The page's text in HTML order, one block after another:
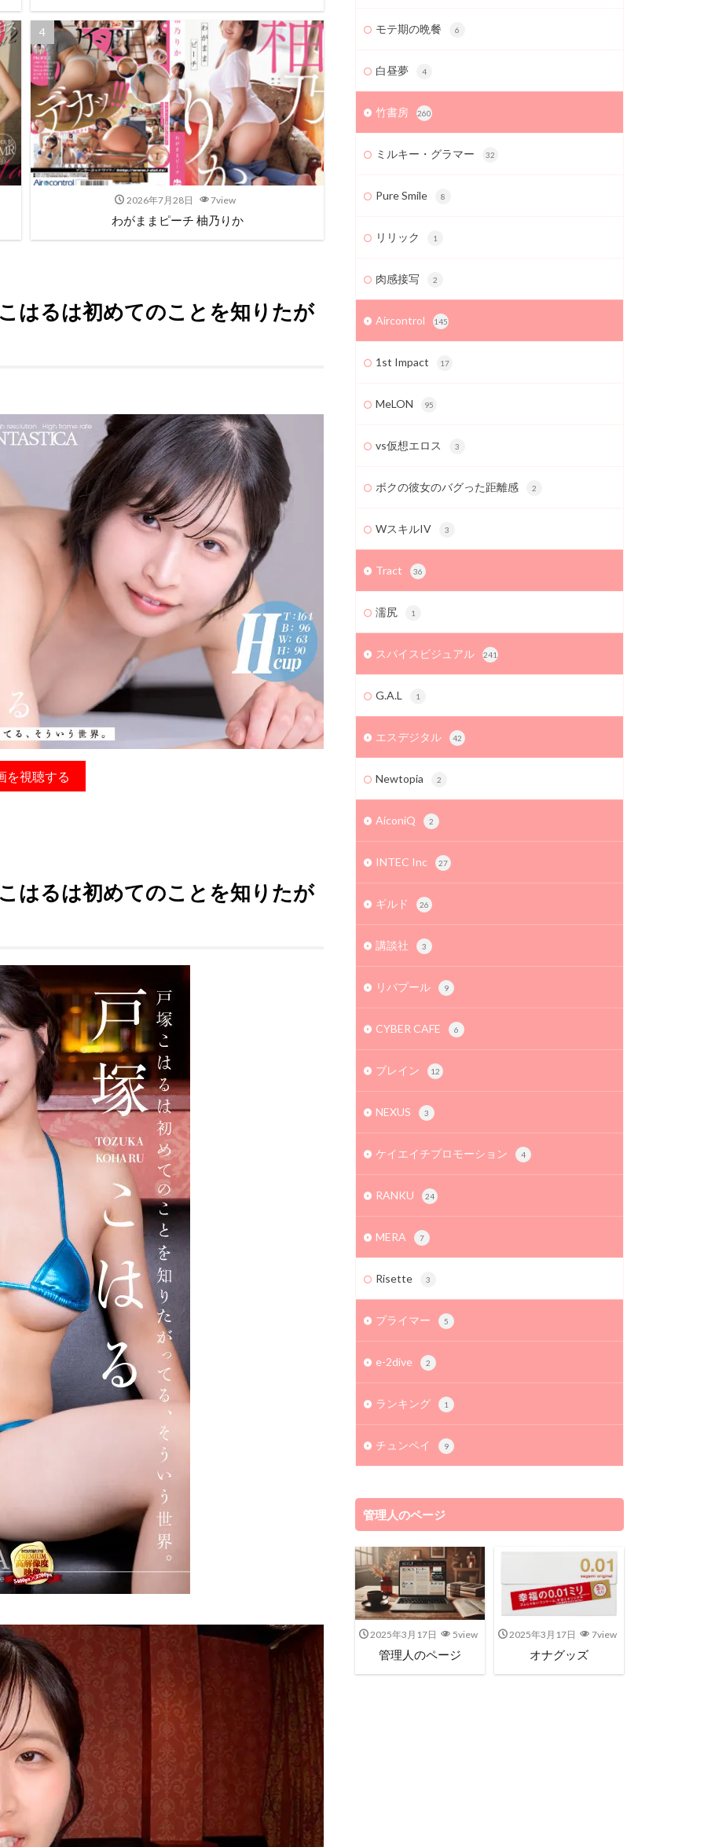
2026年7月28日 7view
わがままピーチ 柚乃りか
はるは初めてのことを知りたが
を視聴する
はるは初めてのことを知りたが
モテ期の晩餐 6
白昼夢 4
竹書房 260
ミルキー・グラマー 32
Pure Smile 8
リリック 1
肉感接写 2
Aircontrol 145
1st Impact 17
MeLON 95
vs仮想エロス 3
ボクの彼女のバグった距離感 2
WスキルIV 3
Tract 36
濡尻 1
スパイスビジュアル 241
G.A.L 1
エスデジタル 42
Newtopia 2
AiconiQ 2
INTEC Inc 27
ギルド 26
講談社 3
リバプール 9
CYBER CAFE 6
ブレイン 12
NEXUS 3
ケイエイチプロモーション 4
RANKU 24
MERA 7
Risette 3
プライマー 5
e-2dive 2
ランキング 1
チュンペイ 9
管理人のページ
2025年3月17日 5view
管理人のページ
2025年3月17日 7view
オナグッズ